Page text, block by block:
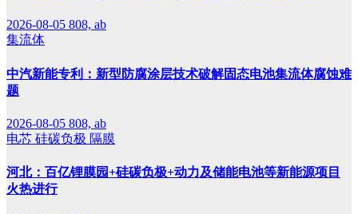
2026-08-05 808, ab
集流体
中汽新能专利：新型防腐涂层技术破解固态电池集流体腐蚀难
题
2026-08-05 808, ab
电芯 硅碳负极 隔膜
河北：百亿锂膜园+硅碳负极+动力及储能电池等新能源项目
火热进行